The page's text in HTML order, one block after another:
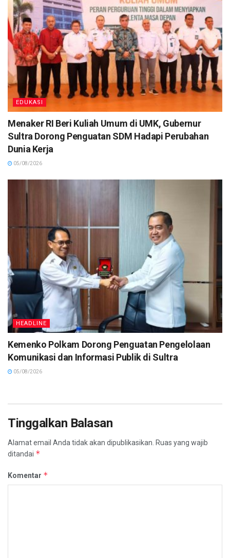
EDUKASI
Menaker RI Beri Kuliah Umum di UMK, Gubernur
Sultra Dorong Penguatan SDM Hadapi Perubahan
Dunia Kerja
05/08/2026
HEADLINE
Kemenko Polkam Dorong Penguatan Pengelolaan
Komunikasi dan Informasi Publik di Sultra
05/08/2026
Tinggalkan Balasan
Alamat email Anda tidak akan dipublikasikan. Ruas yang wajib
ditandai *
Komentar *